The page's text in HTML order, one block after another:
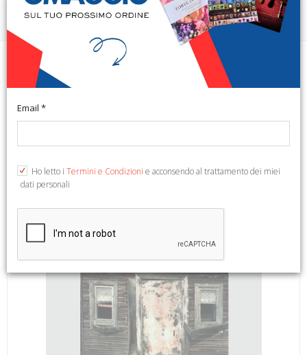
Esko Männikkö. Time flies. A
Highlight
2015. Cinisello Balsamo, 2015; br., pp. 72, 60 ill. col., cm
15x15. (Fotografia).
Email *
Ho letto i Termini e Condizioni e acconsendo al trattamento dei miei
dati personali